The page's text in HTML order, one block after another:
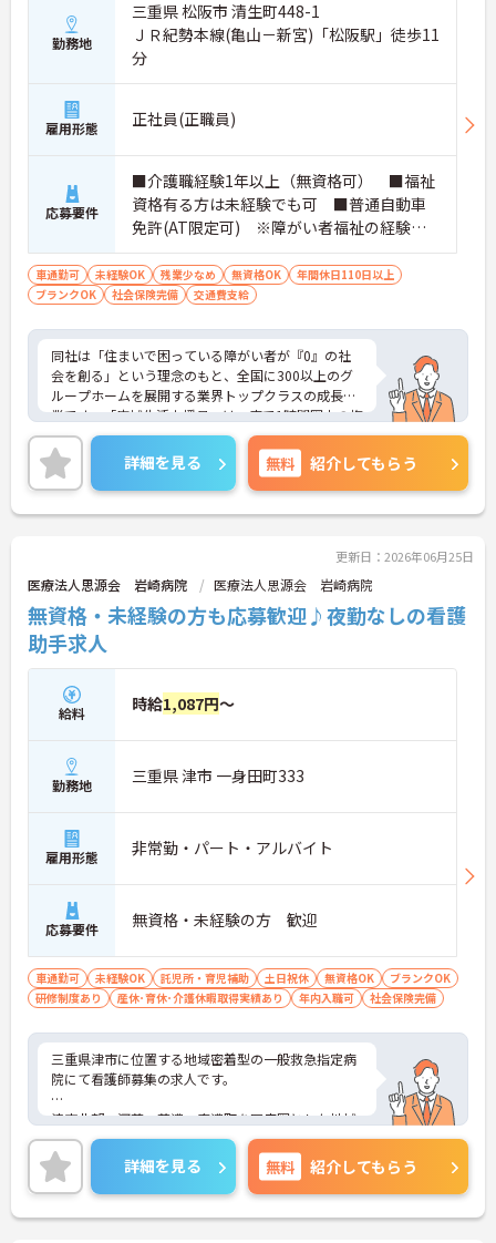
ネージャー候補としてのステップアップに直結しま
す。
・定年70歳、再雇用75歳までという業界屈指の制度
なく長期的なキャリアを築いていただけます。
・全施設がバリアフリー設計かつ最新設備を備えて
おり、清潔感にあふれた美しい環境です。ハード面
に加え、ソフト面でも「献立の事前決定・レシピ完
備」により現場の負担が大幅に軽減されています。
ご利用者様の安全性はもちろん、働くスタッフにと
っても身体的負担が少なく、高いモチベーションを
保って業務に集中できます。
勤務地
三重県 松阪市 清生町448-1
ＪＲ紀勢本線(亀山－新宮)「松阪駅」徒歩11
分
雇用形態 正社員(正職員)
応募要件
■介護職経験1年以上（無資格可） ■福祉
資格有る方は未経験でも可 ■普通自動車
免許(AT限定可) ※障がい者福祉の経験は
不問です。※実務経験2年以上の方、障がい
者福祉に関する経験をお持ちの方大歓迎
車通勤可 未経験OK 残業少なめ 無資格OK
年間休日110日以上
ブランクOK
社会保険完備 交通費支給
同社は「住まいで困っている障がい者が『0』の社
会を創る」という理念のもと、全国に300以上のグ
ループホームを展開する業界トップクラスの成長企
業です。「広域生活支援員」は、車で1時間圏内の複
数施設を横断的に担当し、現場支援とパートスタッ
フのサポートを行うハイクラスなポジションです。
最新設備とバリアフリーが完備され、スタッフの身
体的負担が少なく、広域手当5万円が付与されるこ
とで高い給与水準を実現しています。年間休日114
効率化など、ワークライフバランスを保ちながら定
年70歳まで長期的に活躍できる制度が盤石に整って
います。複数施設を経験することで培われるマネジ
メント視点は、将来的なエリアマネージャーへのキ
ャリアアップにも直結しており、最新の環境で専門
性を発揮したいプロフェッショナルの方にお勧めで
す。
★おすすめPOINT★
ームのパートスタッフの教育やサポートにも携わる
ことができ、現場の介助業務にとどまらず、施設運
営や人材育成の視点を養うことで、将来のエリアマ
ネージャー候補としてのステップアップに直結しま
す。
・定年70歳、再雇用75歳までという業界屈指の制度
なく長期的なキャリアを築いていただけます。
・全施設がバリアフリー設計かつ最新設備を備えて
おり、清潔感にあふれた美しい環境です。ハード面
に加え、ソフト面でも「献立の事前決定・レシピ完
備」により現場の負担が大幅に軽減されています。
ご利用者様の安全性はもちろん、働くスタッフにと
っても身体的負担が少なく、高いモチベーションを
保って業務に集中できます。
詳細を見る 無料 紹介してもらう
更新日：2026年06月25日
医療法人思源会 岩崎病院 医療法人思源会 岩崎病院
無資格・未経験の方も応募歓迎♪夜勤なしの看護
助手求人
給料 時給1,087円～
勤務地 三重県 津市 一身田町333
雇用形態 非常勤・パート・アルバイト
応募要件 無資格・未経験の方 歓迎
車通勤可 未経験OK 託児所・育児補助 土日祝休 無資格OK
ブランクOK
研修制度あり
産休･育休･介護休暇取得実績あり 年内入職可 社会保険完備
三重県津市に位置する地域密着型の一般救急指定病
院にて看護師募集の求人です。
津市北部、河芸、芸濃、安濃町を医療圏とした地域
に根ざした思いやりのある安心・安全な医療、介護
を提供しています。
福利厚生が大変整っており、時短勤務制度や保育補
助がございますので、子育て中の方にも安心してご
詳細を見る 無料 紹介してもらう